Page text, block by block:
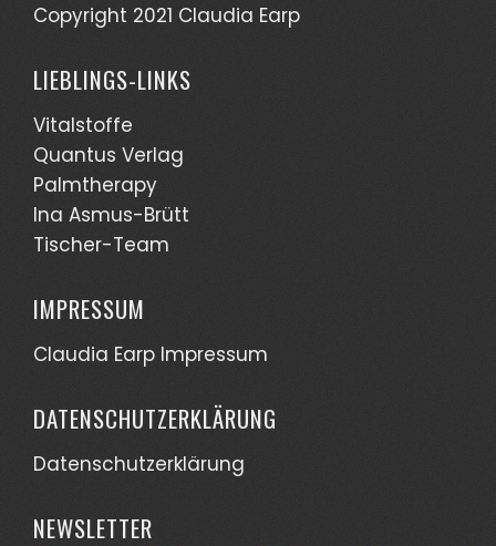
Copyright 2021 Claudia Earp
LIEBLINGS-LINKS
Vitalstoffe
Quantus Verlag
Palmtherapy
Ina Asmus-Brütt
Tischer-Team
IMPRESSUM
Claudia Earp Impressum
DATENSCHUTZERKLÄRUNG
Datenschutzerklärung
NEWSLETTER